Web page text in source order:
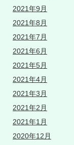
2021年9月
2021年8月
2021年7月
2021年6月
2021年5月
2021年4月
2021年3月
2021年2月
2021年1月
2020年12月